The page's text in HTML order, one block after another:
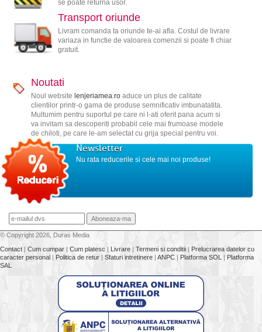
se poate returna usor.
Transport oriunde
Livram comanda ta oriunde te-ai afla. Costul de livrare
variaza in functie de valoarea comenzii si poate fi chiar
gratuit.
Noutati
Noul website lenjeriamea.roaduce un plus de calitate
clientilor printr-o gama de produse semnificativ imbunatatita.
Multumim pentru suportul pe care ni l-ati oferit pana acum si
va invitam sa descoperiti probabil cele mai frumoase modele
de chiloti, pe care le-am selectat cu grija special pentru voi.
Newsletter
Nu rata reducerile si cele mai noi produse!
© Copyright 2026, Duras Media
Contact
Cum cumpar Cum platesc Livrare Termeni si conditii
Prelucrarea datelor cu
caracter personal
Politica de retur Sfaturi intretinere ANPC Platforma SOL
Platforma
SAL